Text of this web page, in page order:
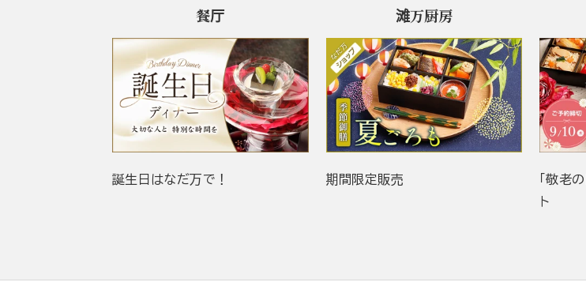
餐厅
誕生日はなだ万で！
滩万厨房
期間限定販売
「敬老
ト